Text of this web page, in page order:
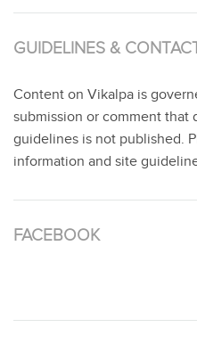
GUIDELINES &
Content on Vikalpa is
submission or comment that
guidelines is not published.
information and site
FACEBOOK